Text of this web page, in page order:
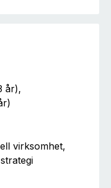
år),
virksomhet,